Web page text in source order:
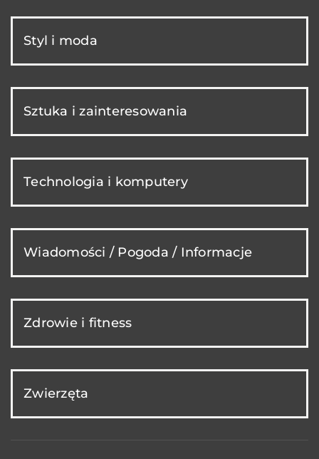
Styl i moda
Sztuka i zainteresowania
Technologia i komputery
Wiadomości / Pogoda / Informacje
Zdrowie i fitness
Zwierzęta